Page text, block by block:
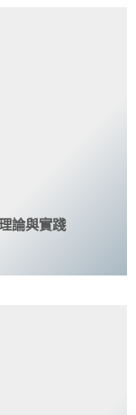
論與實踐